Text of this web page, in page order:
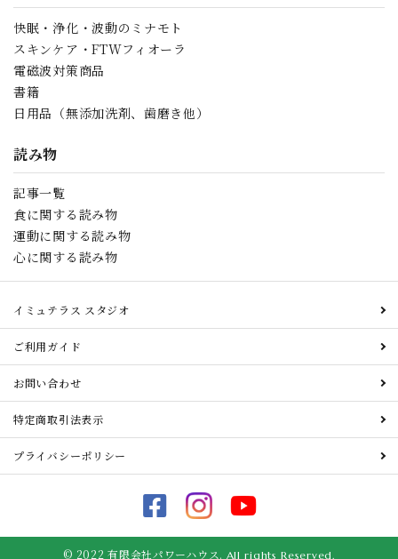
快眠・浄化・波動のミナモト
スキンケア・FTWフィオーラ
電磁波対策商品
書籍
日用品（無添加洗剤、歯磨き他）
読み物
記事一覧
食に関する読み物
運動に関する読み物
心に関する読み物
イミュテラス スタジオ
ご利用ガイド
お問い合わせ
特定商取引法表示
プライバシーポリシー
© 2022 有限会社パワーハウス. All rights Reserved.